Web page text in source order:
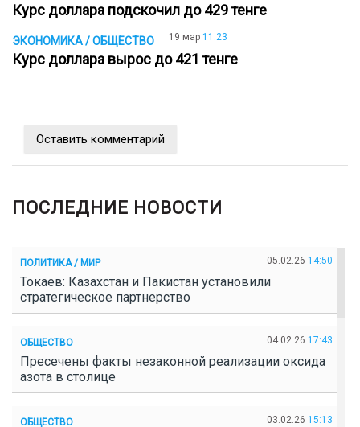
Курс доллара подскочил до 429 тенге
ЭКОНОМИКА / ОБЩЕСТВО 19 мар 11:23
Курс доллара вырос до 421 тенге
Оставить комментарий
ПОСЛЕДНИЕ НОВОСТИ
ПОЛИТИКА / МИР 05.02.26 14:50
Токаев: Казахстан и Пакистан установили
стратегическое партнерство
ОБЩЕСТВО 04.02.26 17:43
Пресечены факты незаконной реализации оксида
азота в столице
ОБЩЕСТВО 03.02.26 15:13